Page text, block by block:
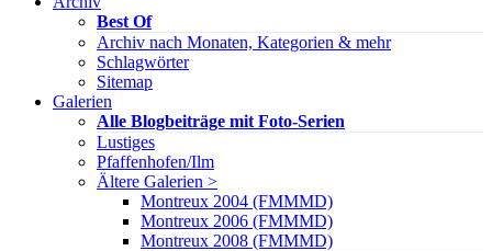
Best Of
Archiv nach Monaten, Kategorien & mehr
Schlagwörter
Sitemap
Galerien
Alle Blogbeiträge mit Foto-Serien
Lustiges
Pfaffenhofen/Ilm
Ältere Galerien >
Montreux 2004 (FMMMD)
Montreux 2006 (FMMMD)
Montreux 2008 (FMMMD)